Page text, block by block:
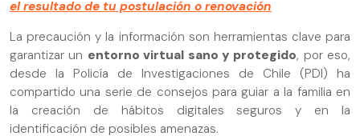
el resultado de tu postulación o renovación
La precaución y la información son herramientas clave para
garantizar un entorno virtual sano y protegido, por eso,
desde la Policía de Investigaciones de Chile (PDI) ha
compartido una serie de consejos para guiar a la familia en
la creación de hábitos digitales seguros y en la
identificación de posibles amenazas.